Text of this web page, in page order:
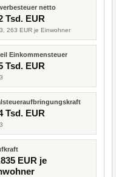
netto
Tsd. EUR
263 EUR je Einwohner
Einkommensteuer
Tsd. EUR
Tsd. EUR
EUR je